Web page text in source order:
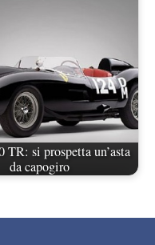
TR: si prospetta un’asta
da capogiro